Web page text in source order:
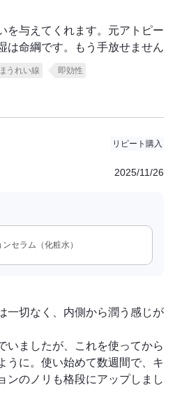
を与えてくれます。元アトピー
は命綱です。もう手放せません
うれい線
即効性
リピート購入
2025/11/26
セラム（化粧水）
一切なく、内側から潤う感じが
いましたが、これを使ってから
うに。使い始めて数週間で、キ
ンのノリも格段にアップしまし